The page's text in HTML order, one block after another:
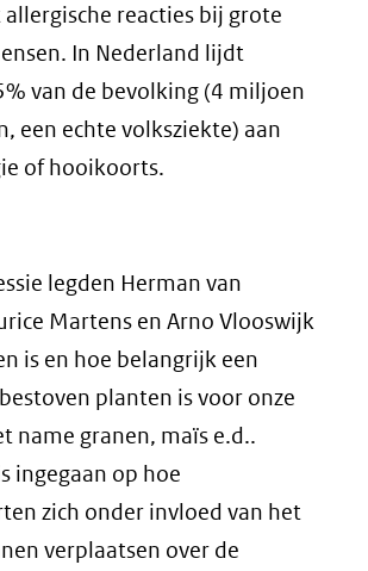
reacties bij grote
In Nederland lijdt
van de bevolking (4 miljoen
een echte volksziekte) aan
of hooikoorts.
legden Herman van
Martens en Arno Vlooswijk
is en hoe belangrijk een
planten is voor onze
name granen, maïs e.d..
ingegaan op hoe
zich onder invloed van het
verplaatsen over de